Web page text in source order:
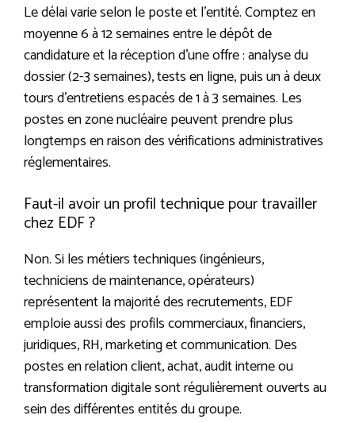
Le délai varie selon le poste et l’entité. Comptez en
moyenne 6 à 12 semaines entre le dépôt de
candidature et la réception d’une offre : analyse du
dossier (2-3 semaines), tests en ligne, puis un à deux
tours d’entretiens espacés de 1 à 3 semaines. Les
postes en zone nucléaire peuvent prendre plus
longtemps en raison des vérifications administratives
réglementaires.
Faut-il avoir un profil technique pour travailler
chez EDF ?
Non. Si les métiers techniques (ingénieurs,
techniciens de maintenance, opérateurs)
représentent la majorité des recrutements, EDF
emploie aussi des profils commerciaux, financiers,
juridiques, RH, marketing et communication. Des
postes en relation client, achat, audit interne ou
transformation digitale sont régulièrement ouverts au
sein des différentes entités du groupe.